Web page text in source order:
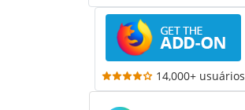
14,000+ usuários